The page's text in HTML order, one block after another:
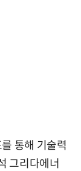
통해 기술력
그리다에너